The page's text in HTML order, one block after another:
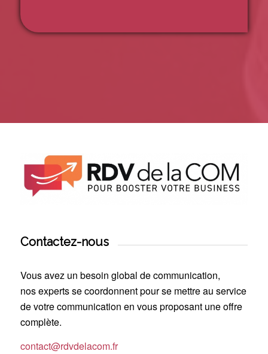
Contactez-nous
Vous avez un besoin global de communication,
nos experts se coordonnent pour se mettre au service
de votre communication en vous proposant une offre
complète.
contact@rdvdelacom.fr